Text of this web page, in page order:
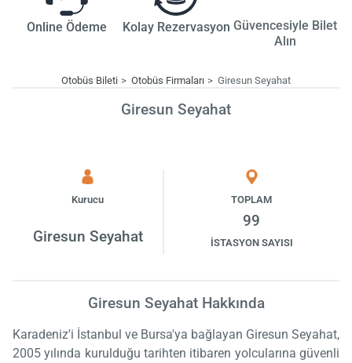
Online Ödeme Kolay Rezervasyon Güvencesiyle Bilet
Alın
Otobüs Bileti Otobüs Firmaları Giresun Seyahat
Giresun Seyahat
Kurucu
Giresun Seyahat
TOPLAM
99
İSTASYON SAYISI
Giresun Seyahat Hakkında
Karadeniz'i İstanbul ve Bursa'ya bağlayan Giresun Seyahat,
2005 yılında kurulduğu tarihten itibaren yolcularına güvenli